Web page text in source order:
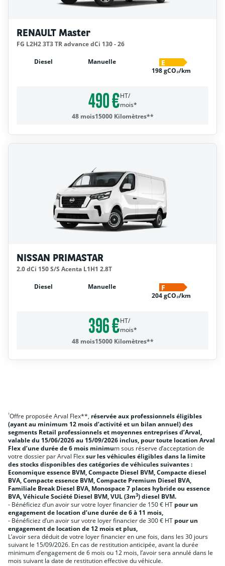
RENAULT Master
FG L2H2 3T3 TR advance dCi 130 - 26
Diesel Manuelle E
198 gCO₂/km
490 €HT/
mois*
48 mois15000 Kilomètres**
NISSAN PRIMASTAR
2.0 dCi 150 S/S Acenta L1H1 2.8T
Diesel Manuelle F
204 gCO₂/km
396 €HT/
mois*
48 mois15000 Kilomètres**
¹Offre proposée Arval Flex**, réservée aux professionnels éligibles
(ayant au minimum 12 mois d’activité et un bilan annuel) des
segments Retail professionnels et moyennes entreprises d’Arval,
valable du 15/06/2026 au 15/09/2026 inclus, pour toute location Arval
Flex d’une durée de 6 mois minimum sous réserve d’acceptation de
votre dossier par Arval Flexsur les véhicules éligibles dans la limite
des stocks disponibles des catégories de véhicules suivantes :
Economique essence BVM, Compacte Diesel BVM, Compacte diesel
BVA, Compacte essence BVM, Compacte Premium Diesel BVA,
Familiale Break Diesel BVA, Monospace 7 places hybride ou essence
BVA, Véhicule Société Diesel BVM, VUL (3m3) diesel BVM.
- Bénéficiez d’un avoir sur votre loyer financier de 150 € HT pour un
engagement de location d’une durée de 6 à 11 mois,
- Bénéficiez d’un avoir sur votre loyer financier de 300 € HT pour un
engagement de location de 12 mois et plus,
L’avoir sera déduit de votre loyer financier en une fois, dans les 30 jours
suivant le 15/09/2026. En cas de restitution anticipée, avant la durée
minimum d’engagement de 6 mois ou 12 mois, l’avoir sera annulé dans le
mois suivant la date de restitution effective du véhicule.